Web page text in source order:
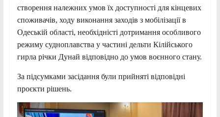
створення належних умов їх доступності для кінцевих
споживачів, ходу виконання заходів з мобілізації в
Одеській області, необхідністі дотримання особливого
режиму судноплавства у частині дельти Кілійського
гирла річки Дунай відповідно до умов воєнного стану.
За підсумками засідання були прийняті відповідні
проєкти рішень.